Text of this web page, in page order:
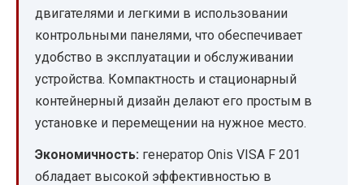
двигателями и легкими в использовании
контрольными панелями, что обеспечивает
удобство в эксплуатации и обслуживании
устройства. Компактность и стационарный
контейнерный дизайн делают его простым в
установке и перемещении на нужное место.
Экономичность: генератор Onis VISA F 201
обладает высокой эффективностью в